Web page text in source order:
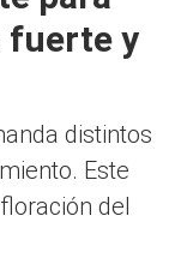
fuerte y
distintos
Este
del